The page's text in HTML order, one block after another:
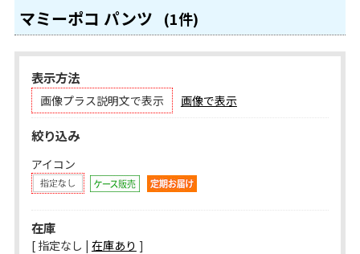
マミーポコ パンツ (1件)
表示方法
画像プラス説明文で表示 画像で表示
絞り込み
アイコン
在庫
[ 指定なし | 在庫あり ]